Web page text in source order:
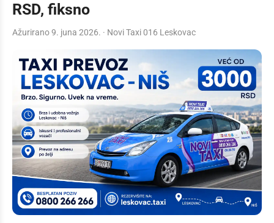
RSD, fiksno
Ažurirano 9. juna 2026. · Novi Taxi 016 Leskovac